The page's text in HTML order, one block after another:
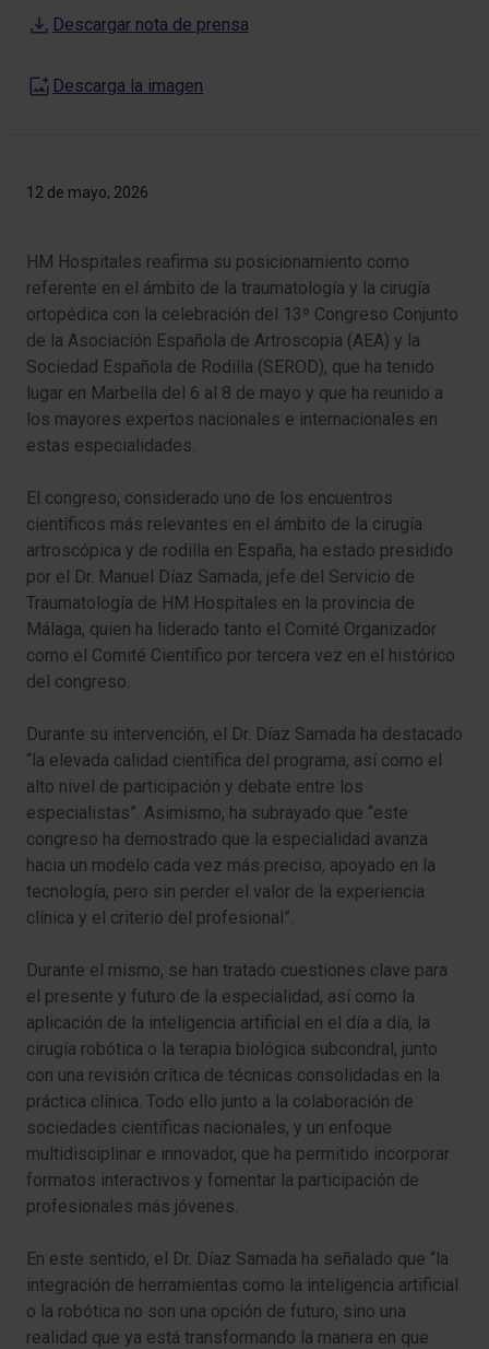
12 de mayo, 2026
HM Hospitales reafirma su posicionamiento como
referente en el ámbito de la traumatología y la cirugía
ortopédica con la celebración del 13º Congreso Conjunto
de la Asociación Española de Artroscopia (AEA) y la
Sociedad Española de Rodilla (SEROD), que ha tenido
lugar en Marbella del 6 al 8 de mayo y que ha reunido a
los mayores expertos nacionales e internacionales en
estas especialidades.
El congreso, considerado uno de los encuentros
científicos más relevantes en el ámbito de la cirugía
artroscópica y de rodilla en España, ha estado presidido
por el Dr. Manuel Díaz Samada, jefe del Servicio de
Traumatología de HM Hospitales en la provincia de
Málaga, quien ha liderado tanto el Comité Organizador
como el Comité Científico por tercera vez en el histórico
del congreso.
Durante su intervención, el Dr. Díaz Samada ha destacado
“la elevada calidad científica del programa, así como el
alto nivel de participación y debate entre los
especialistas”. Asimismo, ha subrayado que “este
congreso ha demostrado que la especialidad avanza
hacia un modelo cada vez más preciso, apoyado en la
tecnología, pero sin perder el valor de la experiencia
clínica y el criterio del profesional”.
Durante el mismo, se han tratado cuestiones clave para
el presente y futuro de la especialidad, así como la
aplicación de la inteligencia artificial en el día a día, la
cirugía robótica o la terapia biológica subcondral, junto
con una revisión crítica de técnicas consolidadas en la
práctica clínica. Todo ello junto a la colaboración de
sociedades científicas nacionales, y un enfoque
multidisciplinar e innovador, que ha permitido incorporar
formatos interactivos y fomentar la participación de
profesionales más jóvenes.
En este sentido, el Dr. Díaz Samada ha señalado que “la
integración de herramientas como la inteligencia artificial
o la robótica no son una opción de futuro, sino una
realidad que ya está transformando la manera en que
Descargar nota de prensa
Descarga la imagen